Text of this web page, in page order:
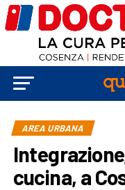
AREA URBANA
cucina, a